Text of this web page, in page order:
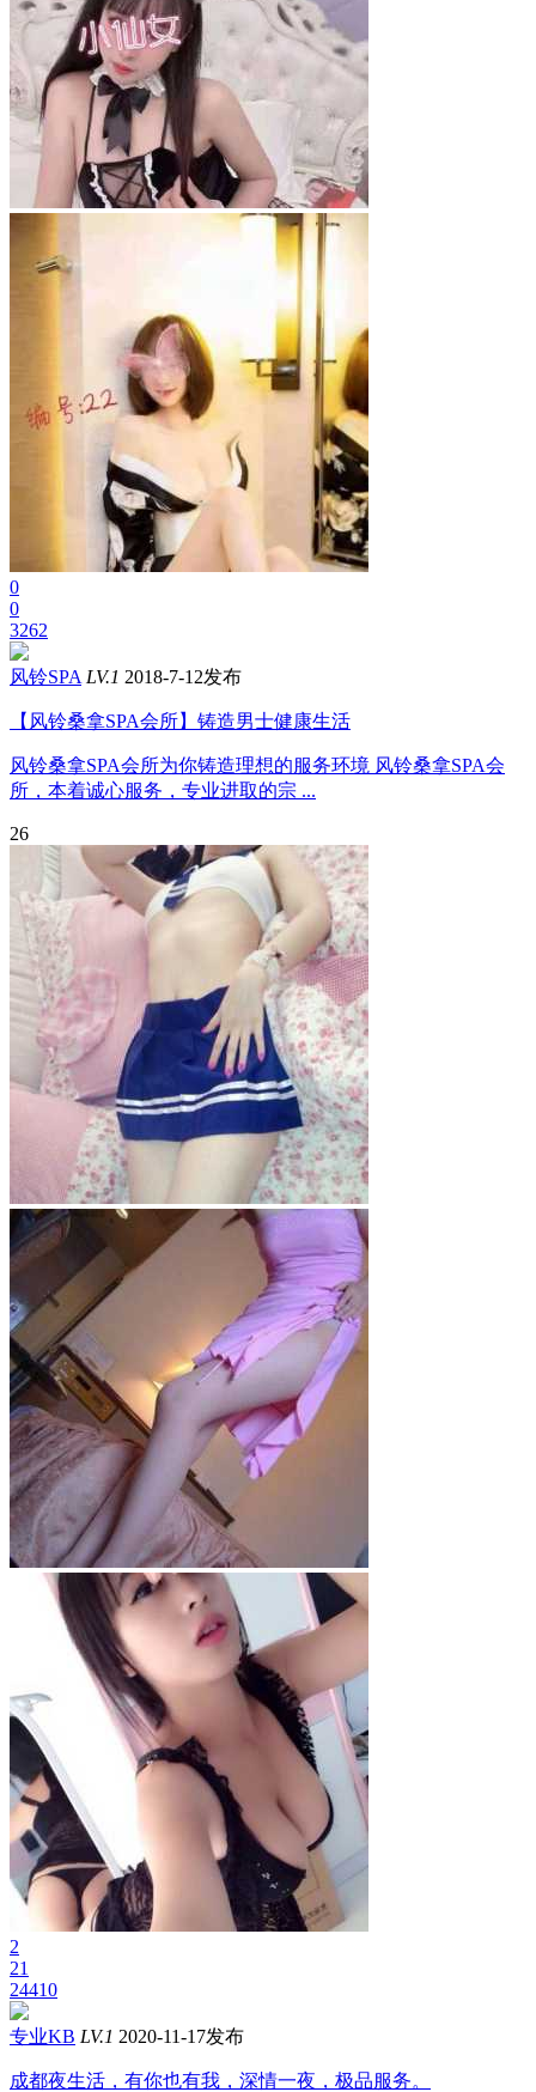
0
0
3262
风铃SPA LV.1 2018-7-12发布
【风铃桑拿SPA会所】铸造男士健康生活
风铃桑拿SPA会所为你铸造理想的服务环境 风铃桑拿SPA会
所，本着诚心服务，专业进取的宗 ...
26
2
21
24410
专业KB LV.1 2020-11-17发布
成都夜生活，有你也有我，深情一夜，极品服务。